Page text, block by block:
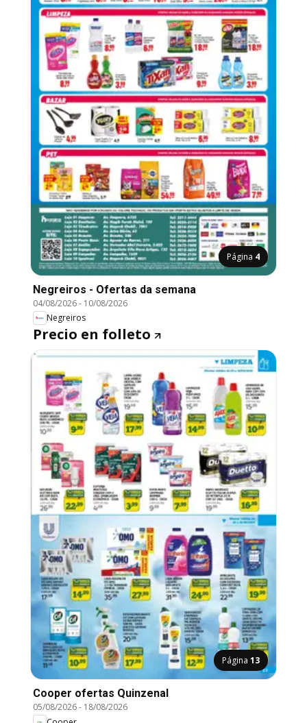
Página 4
Negreiros - Ofertas da semana
04/08/2026- 10/08/2026
Negreiros
Precio en folleto
Página 13
Cooper ofertas Quinzenal
05/08/2026- 18/08/2026